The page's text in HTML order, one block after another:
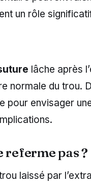
un rôle
lâche après
normale du trou.
pour envisager
referme pas ?
laissé par